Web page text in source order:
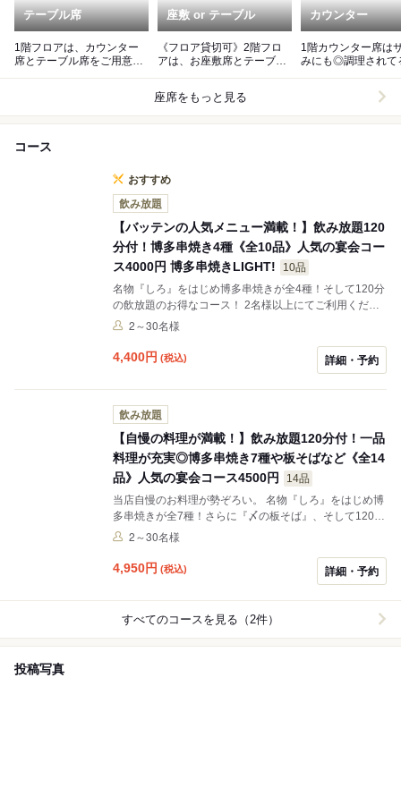
テーブル席
1階フロアは、カウンター
席とテーブル席をご用意！
座敷 or テーブル
《フロア貸切可》2階フロ
アは、お座敷席とテーブル
カウンター
1階カウンター席は
みにも◎調理されて
座席をもっと見る
コース
おすすめ
飲み放題
【バッテンの人気メニュー満載！】飲み放題120
分付！博多串焼き4種《全10品》人気の宴会コー
ス4000円 博多串焼きLIGHT!
10品
名物『しろ』をはじめ博多串焼きが全4種！そして120分
の飲放題のお得なコース！ 2名様以上にてご利用くださ
い。2～30名様
4,400円 (税込) 詳細・予約
飲み放題
【自慢の料理が満載！】飲み放題120分付！一品
料理が充実◎博多串焼き7種や板そばなど《全14
品》人気の宴会コース4500円
14品
当店自慢のお料理が勢ぞろい。 名物『しろ』をはじめ博
多串焼きが全7種！さらに『〆の板そば』、そして120分
の飲放題のお得なコース！
2～30名様
4,950円 (税込) 詳細・予約
すべてのコースを見る（2件）
投稿写真